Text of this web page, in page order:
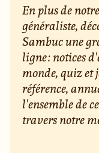
En plus de
généraliste,
Sambuc une
ligne : notices
monde, quiz et
référence,
l'ensemble de
travers notre